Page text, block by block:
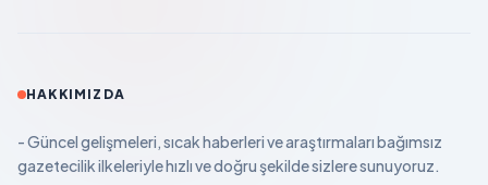
HAKKIMIZDA
- Güncel gelişmeleri, sıcak haberleri ve araştırmaları bağımsız
gazetecilik ilkeleriyle hızlı ve doğru şekilde sizlere sunuyoruz.